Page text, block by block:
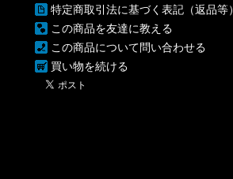
特定商取引法に基づく表記（返品等）
この商品を友達に教える
この商品について問い合わせる
買い物を続ける